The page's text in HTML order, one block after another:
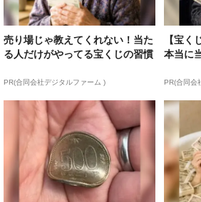
売り場じゃ教えてくれない！当た
る人だけがやってる宝くじの習慣
PR(合同会社デジタルファーム )
【宝く
本当に
PR(合同会